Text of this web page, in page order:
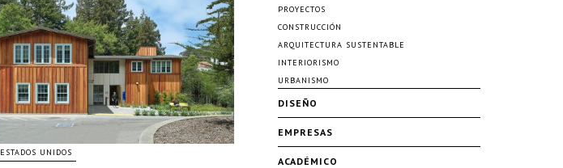
ESTADOS UNIDOS
PROYECTOS
CONSTRUCCIÓN
ARQUITECTURA SUSTENTABLE
INTERIORISMO
URBANISMO
DISEÑO
EMPRESAS
ACADÉMICO